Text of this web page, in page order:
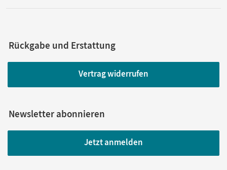
Rückgabe und Erstattung
Vertrag widerrufen
Newsletter abonnieren
Jetzt anmelden